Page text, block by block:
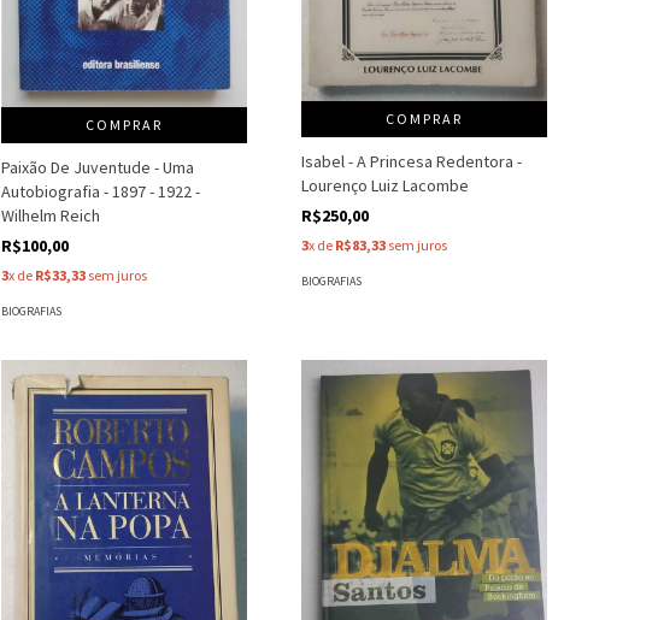
COMPRAR
Paixão De Juventude - Uma
Autobiografia - 1897 - 1922 -
Wilhelm Reich
R$100,00
3x de R$33,33 sem juros
BIOGRAFIAS
COMPRAR
Isabel - A Princesa Redentora -
Lourenço Luiz Lacombe
R$250,00
3x de R$83,33 sem juros
BIOGRAFIAS